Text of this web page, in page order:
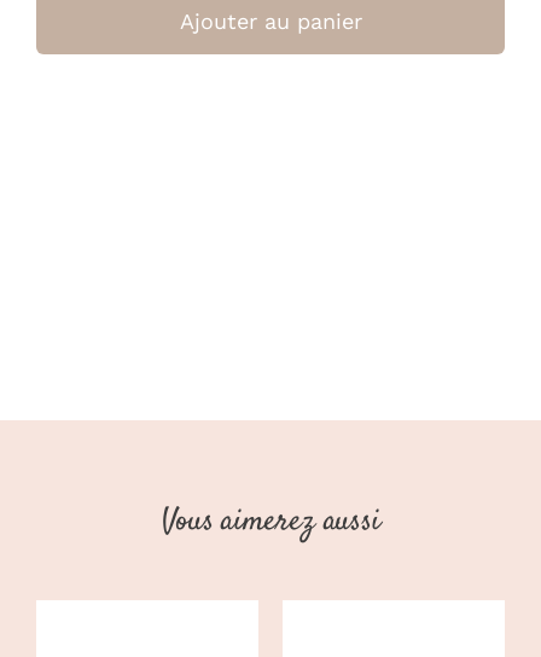
Jupe
Ajouter au panier
Vous aimerez aussi